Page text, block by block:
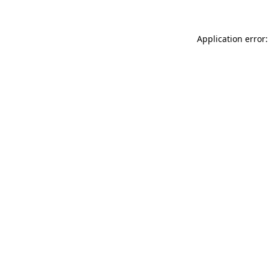
Application